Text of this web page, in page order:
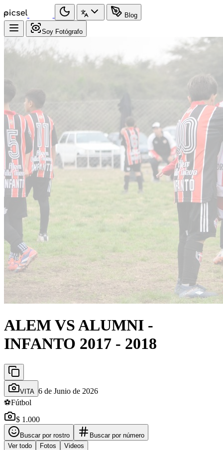
Blog
Soy Fotógrafo
ALEM VS ALUMNI -
INFANTO 2017 - 2018
VITA 6 de Junio de 2026
⚽Fútbol
$ 1.000
Buscar por rostro
Buscar por número
Ver todo
Fotos Videos